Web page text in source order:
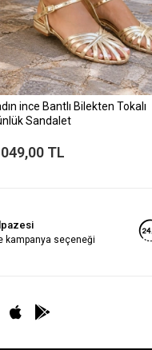
ince Bantlı Bilekten Tokalı
Sandalet
TL
kampanya seçeneği